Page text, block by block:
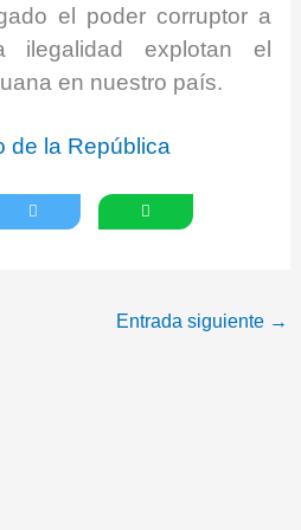
el poder corruptor a
ilegalidad explotan el
en nuestro país.
de la República
Entrada siguiente →